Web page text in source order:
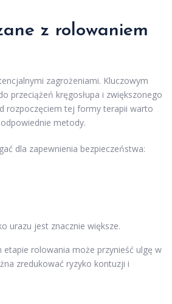
z rolowaniem
zagrożeniami. Kluczowym
przeciążeń kręgosłupa i zwiększonego
rozpoczęciem tej formy terapii warto
metody.
dla zapewnienia bezpieczeństwa:
urazu jest znacznie większe.
etapie rolowania może przynieść ulgę w
zredukować ryzyko kontuzji i